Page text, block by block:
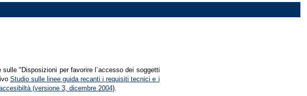
"Disposizioni per favorire l´accesso dei soggetti
Studio sulle linee guida recanti i requisiti tecnici e i
(versione 3, dicembre 2004).